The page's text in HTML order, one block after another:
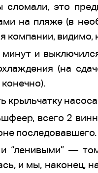
это
на пляже (в
компании, видимо,
и
(на
крыльчатку
всего 2
“ленивыми” —
и мы, наконец,